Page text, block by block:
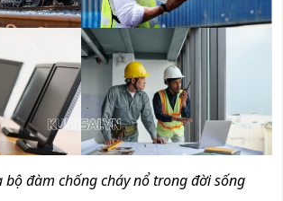
bộ đàm chống cháy nổ trong đời sống